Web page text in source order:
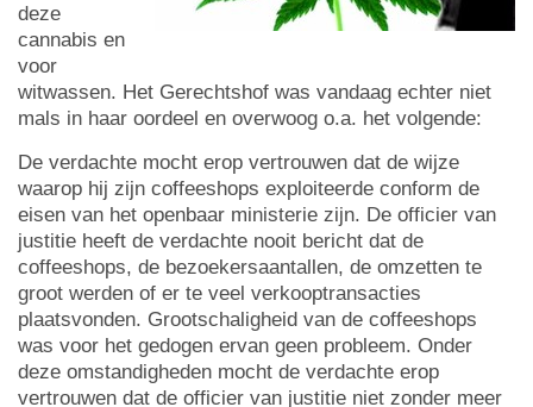
deze
cannabis en
voor
witwassen. Het Gerechtshof was vandaag echter niet
mals in haar oordeel en overwoog o.a. het volgende:
De verdachte mocht erop vertrouwen dat de wijze
waarop hij zijn coffeeshops exploiteerde conform de
eisen van het openbaar ministerie zijn. De officier van
justitie heeft de verdachte nooit bericht dat de
coffeeshops, de bezoekersaantallen, de omzetten te
groot werden of er te veel verkooptransacties
plaatsvonden. Grootschaligheid van de coffeeshops
was voor het gedogen ervan geen probleem. Onder
deze omstandigheden mocht de verdachte erop
vertrouwen dat de officier van justitie niet zonder meer